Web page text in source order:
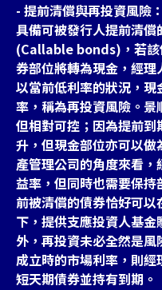
- 提前清償與再投資風險
具備可被發行人提前清
(Callable bonds)，若該
券部位將轉為現金，經
以當前低利率的狀況，
率，稱為再投資風險。景
但相對可控；因為提前
升，但現金部位亦可以
產管理公司的角度來看
益率，但同時也需要保
前被清償的債券恰好可
下，提供支應投資人基
外，再投資未必全然是
成立時的市場利率，則
短天期債券並持有到期。